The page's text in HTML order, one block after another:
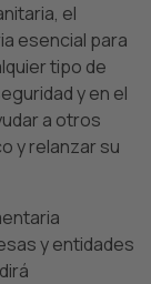
el
esencial para
tipo de
y en el
a otros
y relanzar su
y entidades